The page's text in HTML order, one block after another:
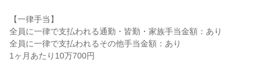
【一律手当】
全員に一律で支払われる通勤・皆勤・家族手当金額：あり
全員に一律で支払われるその他手当金額：あり
1ヶ月あたり10万700円